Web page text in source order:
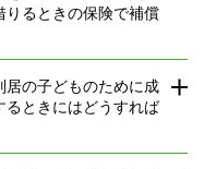
りるときの保険で補償
居の子どものために成
るときにはどうすれば